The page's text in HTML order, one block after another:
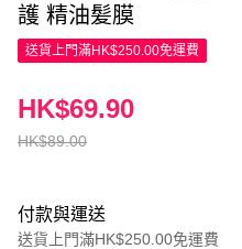
護 精油髪膜
送貨上門滿HK$250.00免運費
HK$89.00
HK$69.90
付款與運送
送貨上門滿HK$250.00免運費